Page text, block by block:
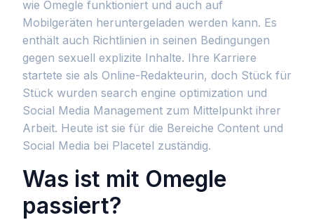
wie Omegle funktioniert und auch auf
Mobilgeräten heruntergeladen werden kann. Es
enthält auch Richtlinien in seinen Bedingungen
gegen sexuell explizite Inhalte. Ihre Karriere
startete sie als Online-Redakteurin, doch Stück für
Stück wurden search engine optimization und
Social Media Management zum Mittelpunkt ihrer
Arbeit. Heute ist sie für die Bereiche Content und
Social Media bei Placetel zuständig.
Was ist mit Omegle
passiert?